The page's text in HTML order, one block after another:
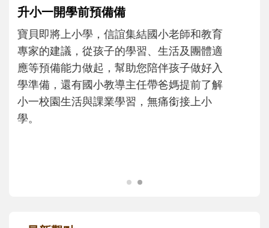
和孩子一起長大的那個男人│讀懂父親的
不同模樣
沒有人天生就擅長當爸爸！男人總是在一次
次「前所未有」的體驗中，跟著孩子一起長
大。從給予安全感的肢體遊戲，到獨立自
主、角色認同及解決問題的能力養成。爸爸
正嘗試用不同的模樣，參與孩子每個重要的